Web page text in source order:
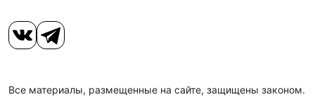
Все материалы, размещенные на сайте, защищены законом.